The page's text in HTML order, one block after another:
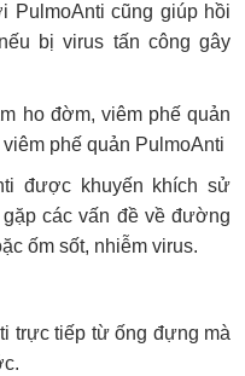
PulmoAnti cũng giúp hồi
bị virus tấn công gây
ho đờm, viêm phế quản
phế quản PulmoAnti
được khuyến khích sử
các vấn đề về đường
ốm sốt, nhiễm virus.
trực tiếp từ ống đựng mà